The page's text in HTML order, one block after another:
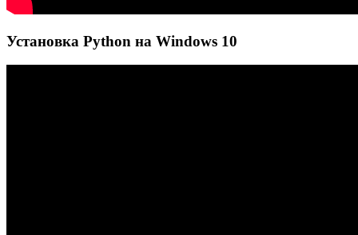
Установка Python на Windows 10